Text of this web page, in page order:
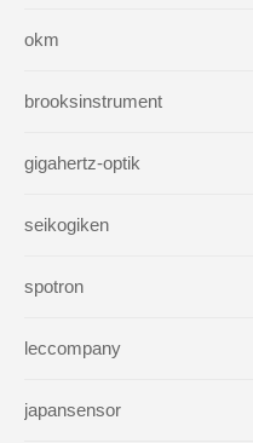
okm
brooksinstrument
gigahertz-optik
seikogiken
spotron
leccompany
japansensor